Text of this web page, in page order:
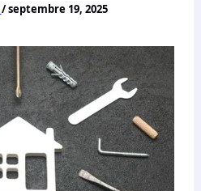
/septembre 19, 2025